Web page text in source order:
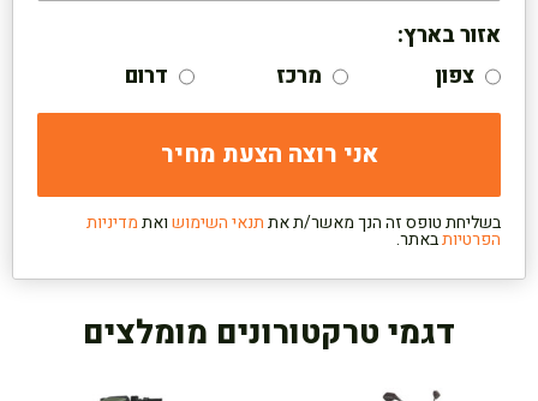
אזור בארץ:
צפון
מרכז דרום
בשליחת טופס זה הנך מאשר/ת אתתנאי השימושואתמדיניות
הפרטיותבאתר.
דגמי טרקטורונים מומלצים